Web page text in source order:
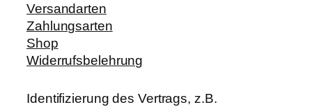
Versandarten
Zahlungsarten
Shop
Widerrufsbelehrung
Identifizierung des Vertrags, z.B.